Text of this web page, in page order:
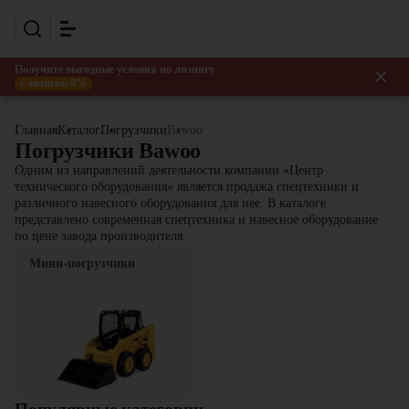
Получите выгодные условия по лизингу
с авансом 0%
Главная Каталог Погрузчики Bawoo
Погрузчики Bawoo
Одним из направлений деятельности компании «Центр
технического оборудования» является продажа спецтехники и
различного навесного оборудования для нее. В каталоге
представлено современная спецтехника и навесное оборудование
по цене завода производителя.
Мини-погрузчики